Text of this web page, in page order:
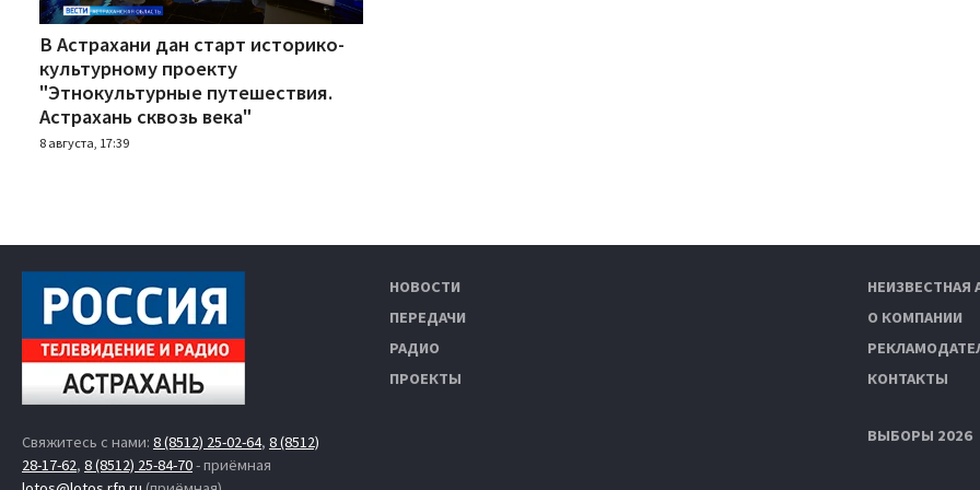
В Астрахани дан старт историко-
культурному проекту
"Этнокультурные путешествия.
Астрахань сквозь века"
8 августа, 17:39
Свяжитесь с нами: 8 (8512) 25-02-64, 8 (8512)
28-17-62, 8 (8512) 25-84-70- приёмная
НОВОСТИ
ПЕРЕДАЧИ
РАДИО
ПРОЕКТЫ
НЕИЗВЕСТНАЯ
О КОМПАНИИ
КОНТАКТЫ
ВЫБОРЫ 2026